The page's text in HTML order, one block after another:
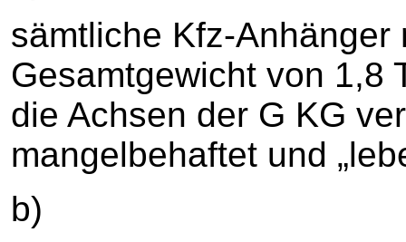
sämtliche Kfz-
Gesamtgewicht von 1,8
die Achsen der G KG
mangelbehaftet und
b)